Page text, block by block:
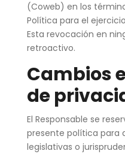
(Coweb) en los
Política para el
Esta revocación en
retroactivo.
Cambios
de
El Responsable se
presente política para
legislativas o